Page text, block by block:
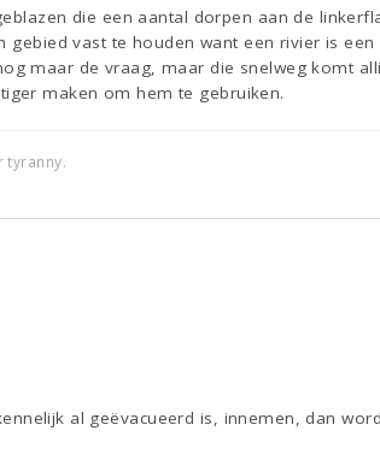
die een aantal dorpen aan de
vast te houden want een rivier is
maar de vraag, maar die snelweg komt
maken om hem te gebruiken.
tyranny.
al geëvacueerd is, innemen, dan